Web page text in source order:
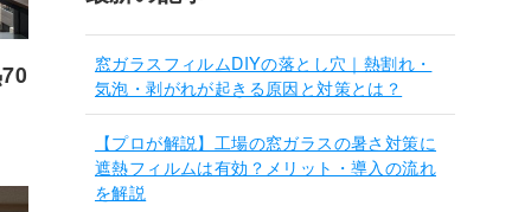
窓ガラスフィルムDIYの落とし穴｜熱割れ・
気泡・剥がれが起きる原因と対策とは？
【プロが解説】工場の窓ガラスの暑さ対策に
遮熱フィルムは有効？メリット・導入の流れ
を解説